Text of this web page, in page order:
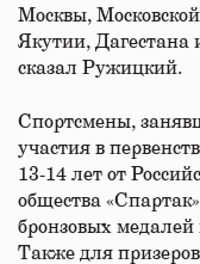
Москвы,
Якутии, Дагестана
сказал Ружицкий.
Спортсмены,
участия в
13-14 лет от
общества
бронзовых
Также для